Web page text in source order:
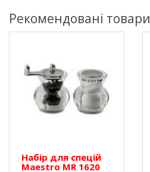
Рекомендовані товари
Набір для спецій
Maestro MR 1620